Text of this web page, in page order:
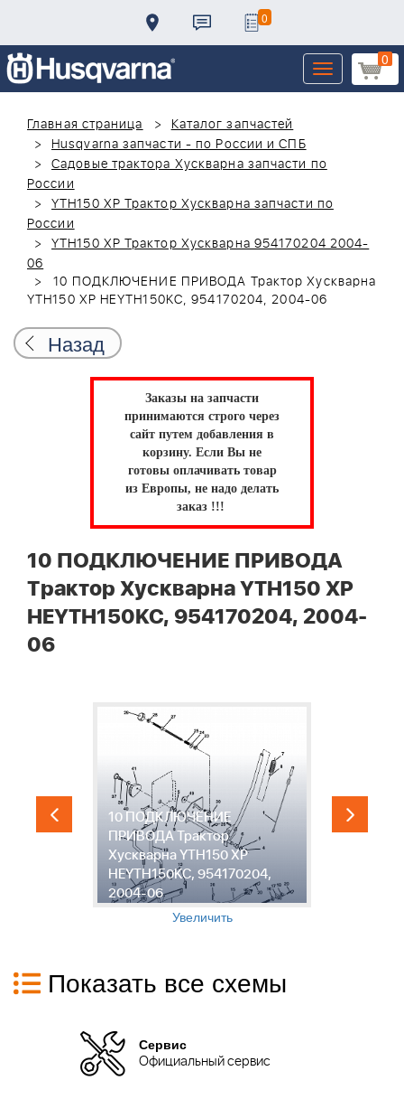
0
0
Toggle
navigation
Главная страница
Каталог запчастей
Husqvarna запчасти - по России и СПБ
Садовые трактора Хускварна запчасти по
России
YTH150 XP Трактор Хускварна запчасти по
России
YTH150 XP Трактор Хускварна 954170204 2004-
06
10 ПОДКЛЮЧЕНИЕ ПРИВОДА Трактор Хускварна
YTH150 XP HEYTH150KC, 954170204, 2004-06
Назад
Заказы на запчасти
принимаются строго через
сайт путем добавления в
корзину. Если Вы не
готовы оплачивать товар
из Европы, не надо делать
заказ !!!
10 ПОДКЛЮЧЕНИЕ ПРИВОДА
Трактор Хускварна YTH150 XP
HEYTH150KC, 954170204, 2004-
06
10 ПОДКЛЮЧЕНИЕ
ПРИВОДА Трактор
Хускварна YTH150 XP
HEYTH150KC, 954170204,
2004-06
Увеличить
Показать все схемы
Сервис
Официальный сервис